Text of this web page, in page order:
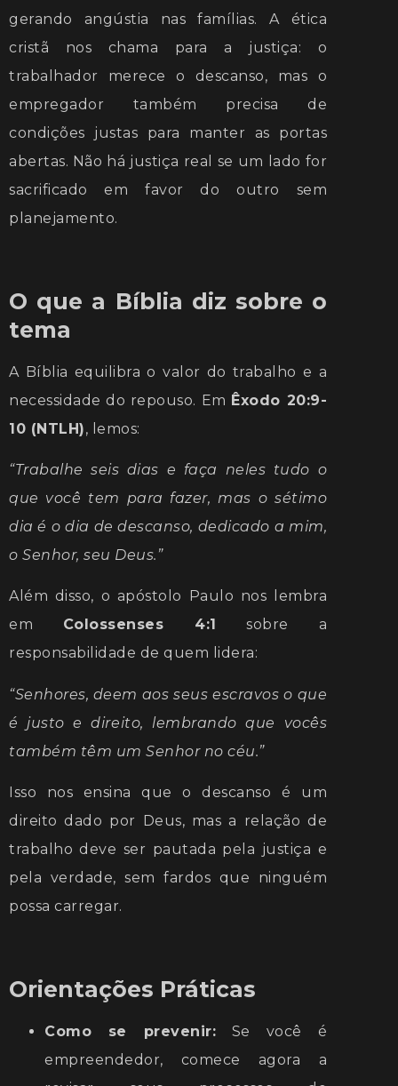
gerando angústia nas famílias. A ética
cristã nos chama para a justiça: o
trabalhador merece o descanso, mas o
empregador também precisa de
condições justas para manter as portas
abertas. Não há justiça real se um lado for
sacrificado em favor do outro sem
planejamento.
O que a Bíblia diz sobre o
tema
A Bíblia equilibra o valor do trabalho e a
necessidade do repouso. Em Êxodo 20:9-
10 (NTLH), lemos:
“Trabalhe seis dias e faça neles tudo o
que você tem para fazer, mas o sétimo
dia é o dia de descanso, dedicado a mim,
o Senhor, seu Deus.”
Além disso, o apóstolo Paulo nos lembra
em Colossenses 4:1
sobre a
responsabilidade de quem lidera:
“Senhores, deem aos seus escravos o que
é justo e direito, lembrando que vocês
também têm um Senhor no céu.”
Isso nos ensina que o descanso é um
direito dado por Deus, mas a relação de
trabalho deve ser pautada pela justiça e
pela verdade, sem fardos que ninguém
possa carregar.
Orientações Práticas
Como se prevenir: Se você é
empreendedor, comece agora a